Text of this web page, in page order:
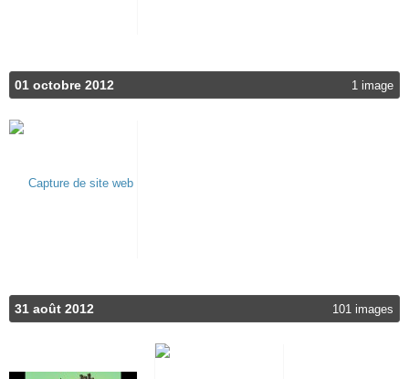
01 octobre 2012 1 image
31 août 2012 101 images